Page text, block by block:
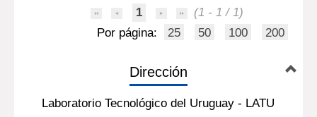
1
(1 - 1 / 1)
Por página:
25 50 100 200
Dirección
Laboratorio Tecnológico del Uruguay - LATU